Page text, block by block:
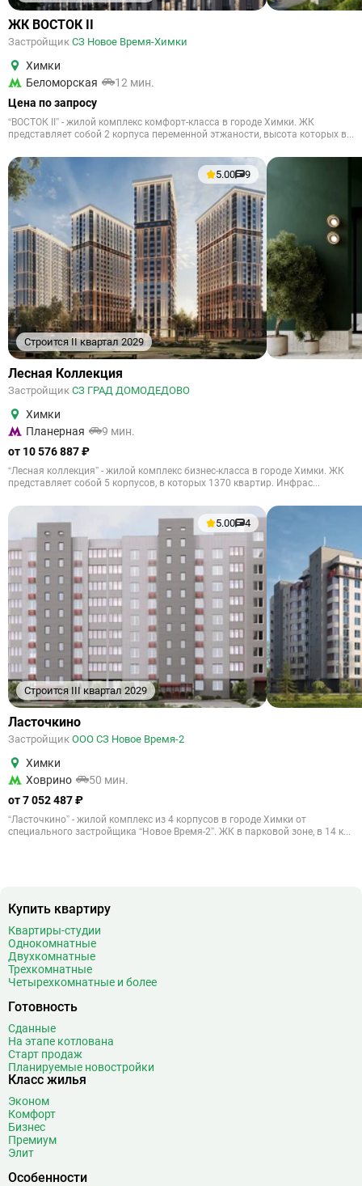
ЖК ВОСТОК II
Застройщик СЗ Новое Время-Химки
Химки
Беломорская
12 мин.
Цена по запросу
“ВОСТОК II” - жилой комплекс комфорт-класса в городе Химки. ЖК
представляет собой 2 корпуса переменной этжаности, высота которых в...
Строится II квартал 2029
5.00 9
Лесная Коллекция
Застройщик СЗ ГРАД ДОМОДЕДОВО
Химки
Планерная
9 мин.
от 10 576 887 ₽
“Лесная коллекция” - жилой комплекс бизнес-класса в городе Химки. ЖК
представляет собой 5 корпусов, в которых 1370 квартир. Инфрас...
Строится III квартал 2029
5.00 4
Ласточкино
Застройщик ООО СЗ Новое Время-2
Химки
Ховрино
50 мин.
от 7 052 487 ₽
“Ласточкино” - жилой комплекс из 4 корпусов в городе Химки от
специального застройщика “Новое Время-2”. ЖК в парковой зоне, в 14 к...
Купить квартиру
Квартиры-студии
Однокомнатные
Двухкомнатные
Трехкомнатные
Четырехкомнатные и более
Готовность
Сданные
На этапе котлована
Старт продаж
Планируемые новостройки
Класс жилья
Эконом
Комфорт
Бизнес
Премиум
Элит
Особенности